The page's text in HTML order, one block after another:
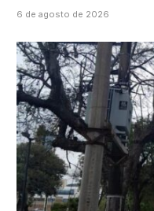
6 de agosto de 2026